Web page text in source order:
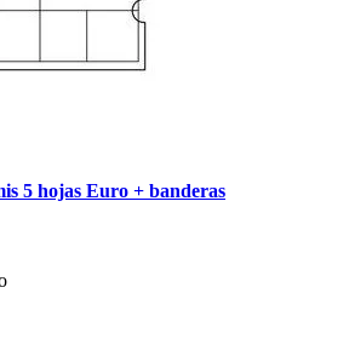
5 hojas Euro + banderas